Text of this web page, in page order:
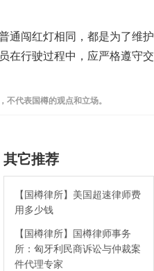
通闯红灯相同，都是为了维护
在行驶过程中，应严格遵守交
不代表国樽的观点和立场。
其它推荐
【国樽律所】美国超速律师费
用多少钱
【国樽律所】国樽律师事务
所：匈牙利民商诉讼与仲裁案
件代理专家